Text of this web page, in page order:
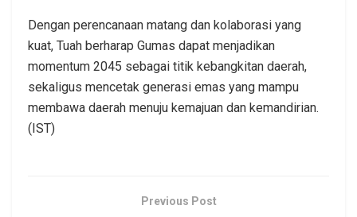
Dengan perencanaan matang dan kolaborasi yang
kuat, Tuah berharap Gumas dapat menjadikan
momentum 2045 sebagai titik kebangkitan daerah,
sekaligus mencetak generasi emas yang mampu
membawa daerah menuju kemajuan dan kemandirian.
(IST)
Previous Post